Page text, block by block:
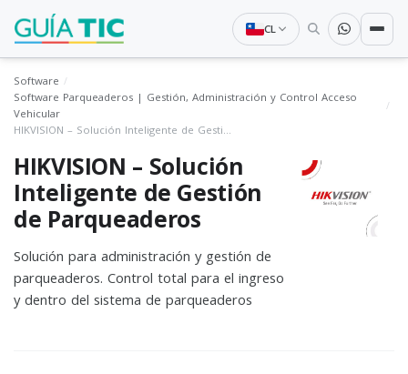
CL
Software
Software Parqueaderos | Gestión, Administración y Control Acceso
Vehicular
HIKVISION – Solución Inteligente de Gestión de Parqueaderos
HIKVISION – Solución
Inteligente de Gestión
de Parqueaderos
Solución para administración y gestión de
parqueaderos. Control total para el ingreso
y dentro del sistema de parqueaderos